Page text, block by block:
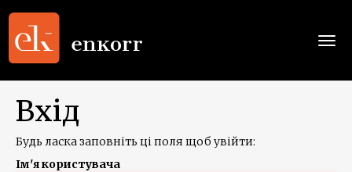
Вхід
Будь ласка заповніть ці поля щоб увійти:
Ім'я користувача